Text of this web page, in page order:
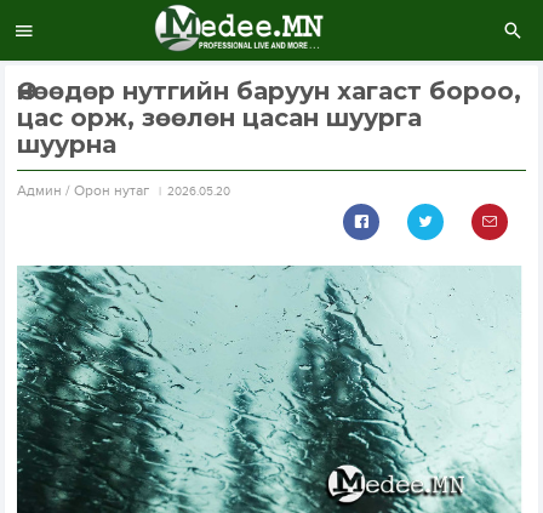
Өнөөдөр нутгийн баруун хагаст бороо,
цас орж, зөөлөн цасан шуурга
шуурна
Aдмин / Орон нутаг 2026.05.20